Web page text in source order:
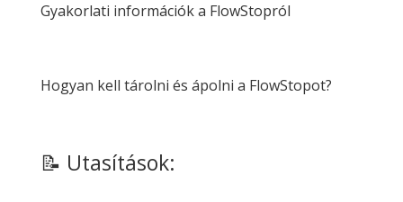
Gyakorlati információk a FlowStopról
Hogyan kell tárolni és ápolni a FlowStopot?
📝 Utasítások: